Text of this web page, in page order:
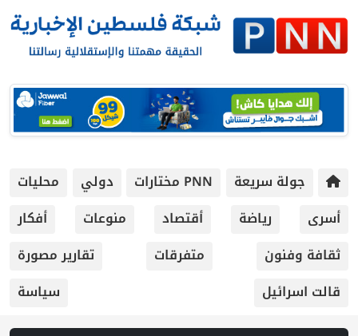
جولة سريعة PNN مختارات دولي
محليات
أسرى
رياضة أقتصاد منوعات
أفكار
ثقافة وفنون
متفرقات
تقارير مصورة
قالت اسرائيل
سياسة